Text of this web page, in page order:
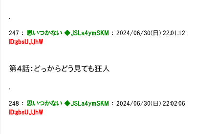
247 ： 思いつかない ◆JSLa4ymSKM ：2024/06/30(日) 22:01:12
ID:gbsUJJhW
第４話：どっからどう見ても狂人
248 ： 思いつかない ◆JSLa4ymSKM ：2024/06/30(日) 22:02:06
ID:gbsUJJhW